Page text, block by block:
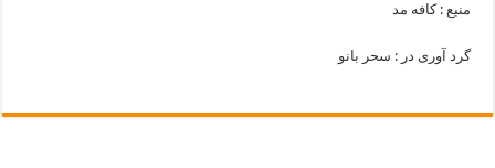
منبع : کافه مد
گرد آوری در : سحر بانو